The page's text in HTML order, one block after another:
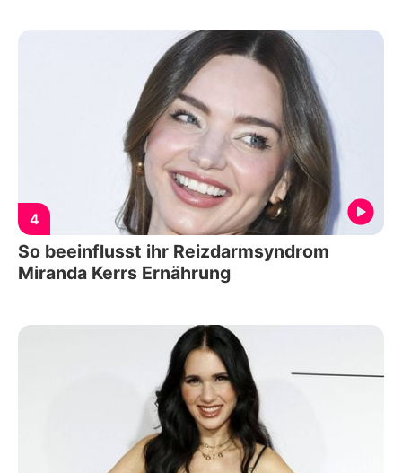
4
So beeinflusst ihr Reizdarmsyndrom
Miranda Kerrs Ernährung